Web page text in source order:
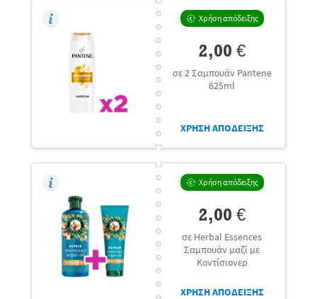
Χρήση απόδειξης
2,00 €
σε 2 Σαμπουάν Pantene
625ml
ΧΡΗΣΗ ΑΠΟΔΕΙΞΗΣ
Χρήση απόδειξης
2,00 €
σε Herbal Essences
Σαμπουάν μαζί με
Κοντίσιονερ
ΧΡΗΣΗ ΑΠΟΔΕΙΞΗΣ